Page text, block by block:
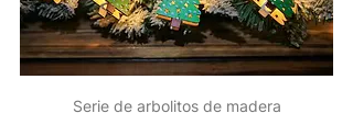
Serie de arbolitos de madera